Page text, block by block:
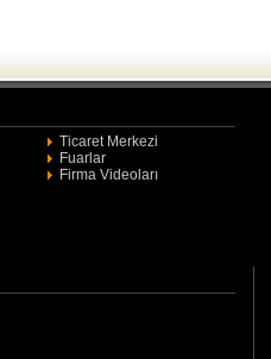
Ticaret Merkezi
Fuarlar
Firma Videoları